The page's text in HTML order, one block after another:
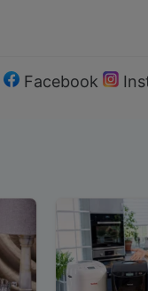
Facebook